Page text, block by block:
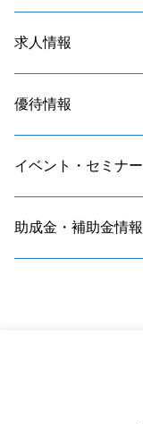
求人情報
優待情報
イベント・セミナー
助成金・補助金情報